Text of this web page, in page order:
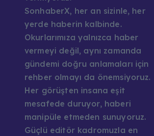
SonhaberX, her an sizinle, her
yerde haberin kalbinde.
Okurlarımıza yalnızca haber
vermeyi değil, aynı zamanda
gündemi doğru anlamaları için
rehber olmayı da önemsiyoruz.
Her görüşten insana eşit
mesafede duruyor, haberi
manipüle etmeden sunuyoruz.
Güçlü editör kadromuzla en